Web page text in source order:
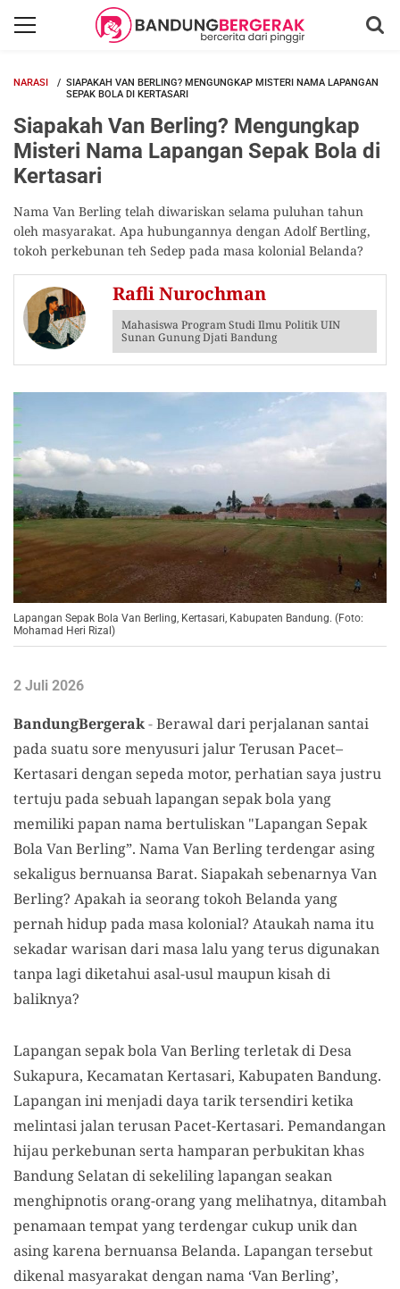
NARASI
SIAPAKAH VAN BERLING? MENGUNGKAP MISTERI NAMA LAPANGAN
SEPAK BOLA DI KERTASARI
Siapakah Van Berling? Mengungkap
Misteri Nama Lapangan Sepak Bola di
Kertasari
Nama Van Berling telah diwariskan selama puluhan tahun
oleh masyarakat. Apa hubungannya dengan Adolf Bertling,
tokoh perkebunan teh Sedep pada masa kolonial Belanda?
Rafli Nurochman
Mahasiswa Program Studi Ilmu Politik UIN
Sunan Gunung Djati Bandung
Lapangan Sepak Bola Van Berling, Kertasari, Kabupaten Bandung. (Foto:
Mohamad Heri Rizal)
2 Juli 2026
BandungBergerak-Berawal dari perjalanan santai
pada suatu sore menyusuri jalur Terusan Pacet–
Kertasari dengan sepeda motor, perhatian saya justru
tertuju pada sebuah lapangan sepak bola yang
memiliki papan nama bertuliskan "Lapangan Sepak
Bola Van Berling”. Nama Van Berling terdengar asing
sekaligus bernuansa Barat. Siapakah sebenarnya Van
Berling? Apakah ia seorang tokoh Belanda yang
pernah hidup pada masa kolonial? Ataukah nama itu
sekadar warisan dari masa lalu yang terus digunakan
tanpa lagi diketahui asal-usul maupun kisah di
baliknya?
Lapangan sepak bola Van Berling terletak di Desa
Sukapura, Kecamatan Kertasari, Kabupaten Bandung.
Lapangan ini menjadi daya tarik tersendiri ketika
melintasi jalan terusan Pacet-Kertasari. Pemandangan
hijau perkebunan serta hamparan perbukitan khas
Bandung Selatan di sekeliling lapangan seakan
menghipnotis orang-orang yang melihatnya, ditambah
penamaan tempat yang terdengar cukup unik dan
asing karena bernuansa Belanda. Lapangan tersebut
dikenal masyarakat dengan nama ‘Van Berling’,